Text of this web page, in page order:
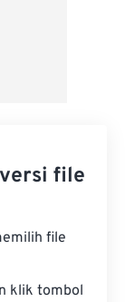
file
file
klik tombol